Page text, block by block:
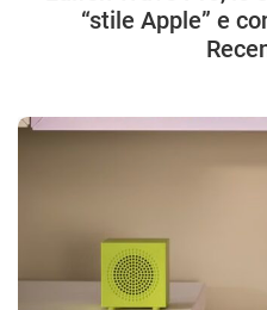
“stile Apple” e